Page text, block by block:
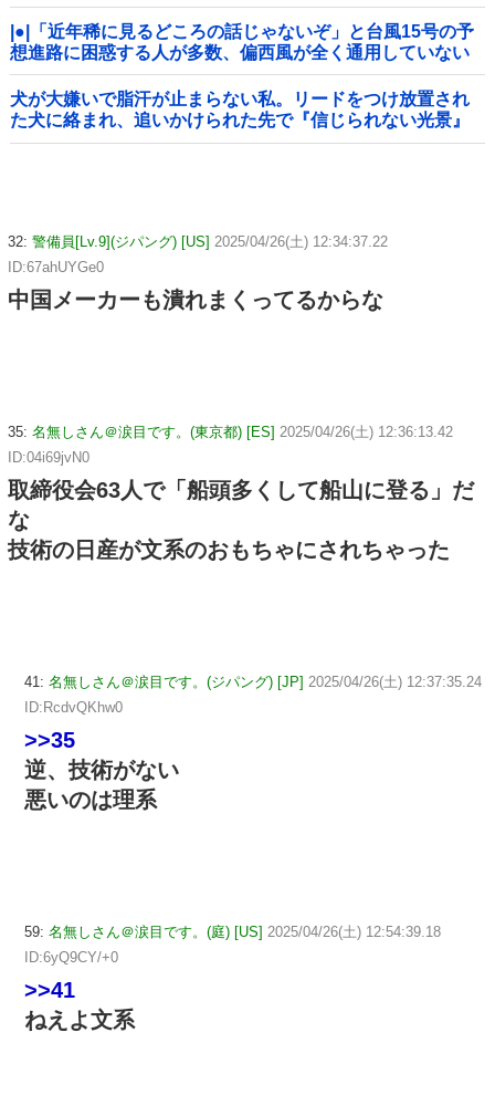
|●|「近年稀に見るどころの話じゃないぞ」と台風15号の予
想進路に困惑する人が多数、偏西風が全く通用していない
んだけど……
犬が大嫌いで脂汗が止まらない私。リードをつけ放置され
た犬に絡まれ、追いかけられた先で『信じられない光景』
を目撃→必死で救急車を呼ぶも犬と取り残されて・・・
32: 警備員[Lv.9](ジパング) [US] 2025/04/26(土) 12:34:37.22
ID:67ahUYGe0
中国メーカーも潰れまくってるからな
35: 名無しさん＠涙目です。(東京都) [ES] 2025/04/26(土) 12:36:13.42
ID:04i69jvN0
取締役会63人で「船頭多くして船山に登る」だ
な
技術の日産が文系のおもちゃにされちゃった
41: 名無しさん＠涙目です。(ジパング) [JP] 2025/04/26(土) 12:37:35.24
ID:RcdvQKhw0
>>35
逆、技術がない
悪いのは理系
59: 名無しさん＠涙目です。(庭) [US] 2025/04/26(土) 12:54:39.18
ID:6yQ9CY/+0
>>41
ねえよ文系